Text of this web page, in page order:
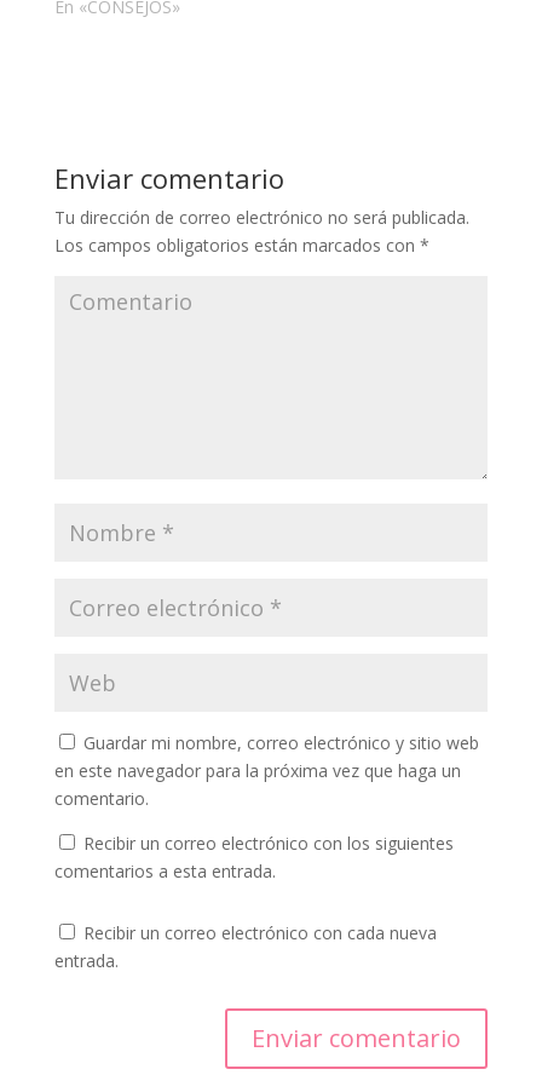
En «CONSEJOS»
Enviar comentario
Tu dirección de correo electrónico no será publicada.
Los campos obligatorios están marcados con *
Guardar mi nombre, correo electrónico y sitio web
en este navegador para la próxima vez que haga un
comentario.
Recibir un correo electrónico con los siguientes
comentarios a esta entrada.
Recibir un correo electrónico con cada nueva
entrada.